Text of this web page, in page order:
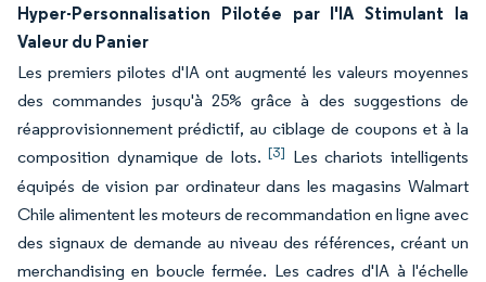
Hyper-Personnalisation Pilotée par l'IA Stimulant la
Valeur du Panier
Les premiers pilotes d'IA ont augmenté les valeurs moyennes
des commandes jusqu'à 25% grâce à des suggestions de
réapprovisionnement prédictif, au ciblage de coupons et à la
composition dynamique de lots.[3] Les chariots intelligents
équipés de vision par ordinateur dans les magasins Walmart
Chile alimentent les moteurs de recommandation en ligne avec
des signaux de demande au niveau des références, créant un
merchandising en boucle fermée. Les cadres d'IA à l'échelle